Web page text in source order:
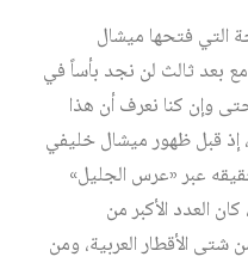
التي فتحها ميشال
بعد ثالث لن نجد بأساً في
وإن كنا نعرف أن هذا
قبل ظهور ميشال خليفي
عبر «عرس الجليل»
العدد الأكبر من
شتى الأقطار العربية، ومن